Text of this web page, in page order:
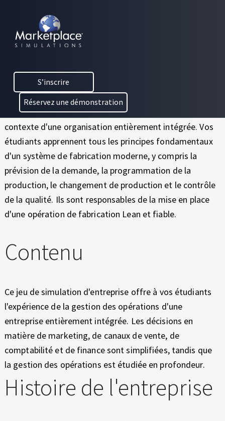
C
T
I
O
N
T
H
R
U
G
H
N
C
E
S’inscrire
Réservez une démonstration
T
O
N
D
E
S
P
É
R
A
T
I
O
N
Gestion des opérations –
Édition PC
Cette simulation d'entreprise se concentre sur la gestion
des opérations et la fabrication avancée dans le
contexte d'une organisation entièrement intégrée. Vos
étudiants apprennent tous les principes fondamentaux
d'un système de fabrication moderne, y compris la
prévision de la demande, la programmation de la
production, le changement de production et le contrôle
de la qualité. Ils sont responsables de la mise en place
d'une opération de fabrication Lean et fiable.
Contenu
Ce jeu de simulation d'entreprise offre à vos étudiants
l'expérience de la gestion des opérations d'une
entreprise entièrement intégrée. Les décisions en
matière de marketing, de canaux de vente, de
comptabilité et de finance sont simplifiées, tandis que
la gestion des opérations est étudiée en profondeur.
Histoire de l'entreprise